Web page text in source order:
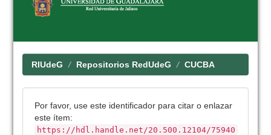
RIUdeG Repositorios RedUdeG CUCBA
Por favor, use este identificador para citar o enlazar
este ítem:
https://hdl.handle.net/20.500.12104/75940